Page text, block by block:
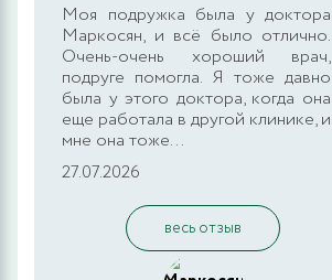
Моя подружка была у доктора
Маркосян, и всё было отлично.
Очень-очень хороший врач,
подруге помогла. Я тоже давно
была у этого доктора, когда она
еще работала в другой клинике, и
мне она тоже...
27.07.2026
весь отзыв